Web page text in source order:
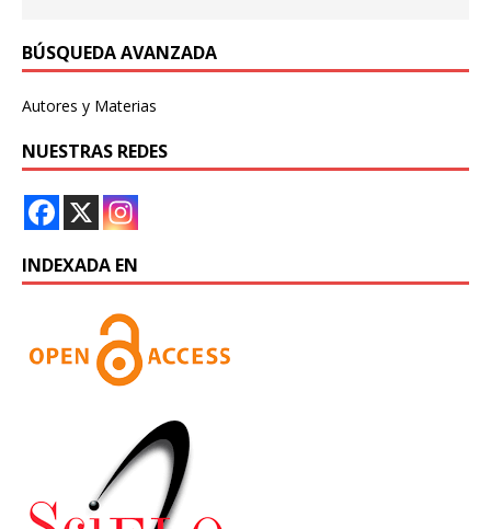
BÚSQUEDA AVANZADA
Autores y Materias
NUESTRAS REDES
INDEXADA EN